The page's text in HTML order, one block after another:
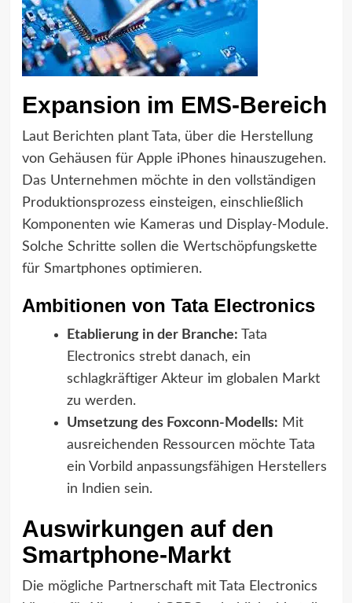
Expansion im EMS-Bereich
Laut Berichten plant Tata, über die Herstellung
von Gehäusen für Apple iPhones hinauszugehen.
Das Unternehmen möchte in den vollständigen
Produktionsprozess einsteigen, einschließlich
Komponenten wie Kameras und Display-Module.
Solche Schritte sollen die Wertschöpfungskette
für Smartphones optimieren.
Ambitionen von Tata Electronics
Etablierung in der Branche: Tata
Electronics strebt danach, ein
schlagkräftiger Akteur im globalen Markt
zu werden.
Umsetzung des Foxconn-Modells: Mit
ausreichenden Ressourcen möchte Tata
ein Vorbild anpassungsfähigen Herstellers
in Indien sein.
Auswirkungen auf den
Smartphone-Markt
Die mögliche Partnerschaft mit Tata Electronics